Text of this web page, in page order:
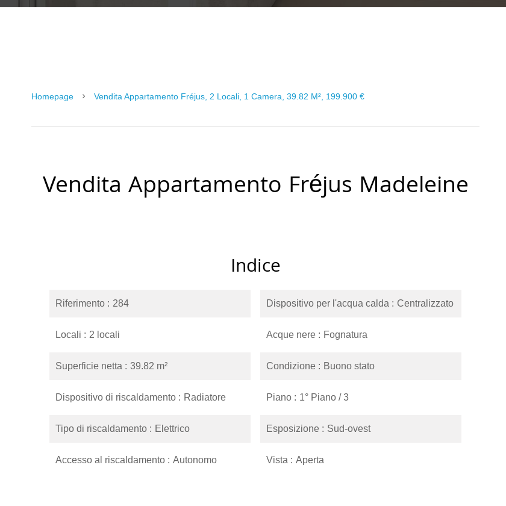
Homepage Vendita Appartamento Fréjus, 2 Locali, 1 Camera, 39.82 M², 199.900 €
Vendita Appartamento Fréjus Madeleine
Indice
Riferimento 284
Locali 2 locali
Superficie netta 39.82 m²
Dispositivo di riscaldamento Radiatore
Tipo di riscaldamento Elettrico
Accesso al riscaldamento Autonomo
Dispositivo per l'acqua calda Centralizzato
Acque nere Fognatura
Condizione Buono stato
Piano 1° Piano / 3
Esposizione Sud-ovest
Vista Aperta